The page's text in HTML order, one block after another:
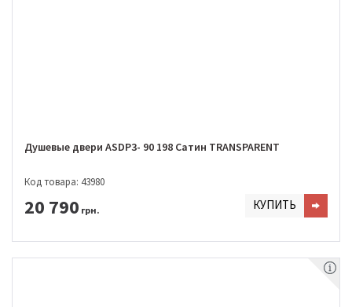
Душевые двери ASDP3- 90 198 Сатин TRANSPARENT
Код товара: 43980
20 790 грн. КУПИТЬ